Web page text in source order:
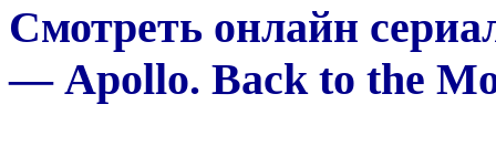
Смотреть онлайн
— Apollo. Back to the